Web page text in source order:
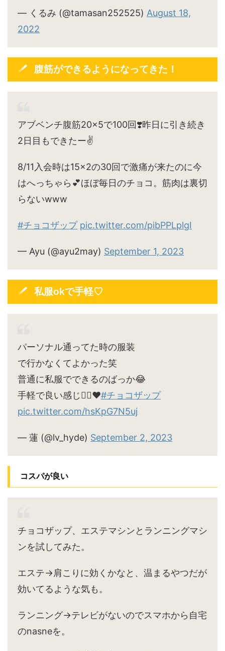
— くるみ (@tamasan252525) August 18,
2022
腹筋ができるようになってきた！
アブベンチ腹筋20×5で100回❣️昨日に引き続き
2日目もできたー✌️
8/11入会時は15×2の30回で激痛が来たのに今
はへっちゃら💕ほぼ毎日のチョコ。筋肉は裏切
らないwww
#チョコザップ pic.twitter.com/pibPPLplgI
— Ayu (@ayu2may) September 1, 2023
私服okで手軽♡
パーソナル通ってた時の服装
で行かなくてよかった笑
普通に私服でできるのばっか😂
手軽で良い感じ🙆‍♀️♥#チョコザップ
pic.twitter.com/hsKpG7N5uj
— 蓮 (@lv_hyde) September 2, 2023
コスパが良い
チョコザップ、エステマシンとランニングマシ
ンを試してみた。
エステ→肩こりに効くかなと、温まるやつだが
効いてるような気も。
ランニング→テレビがないのでスマホから自宅
のnasneを。